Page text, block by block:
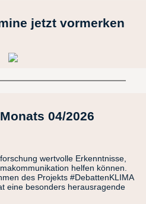
jetzt vormerken
04/2026
wertvolle Erkenntnisse,
helfen können.
des Projekts #DebattenKLIMA
eine besonders herausragende